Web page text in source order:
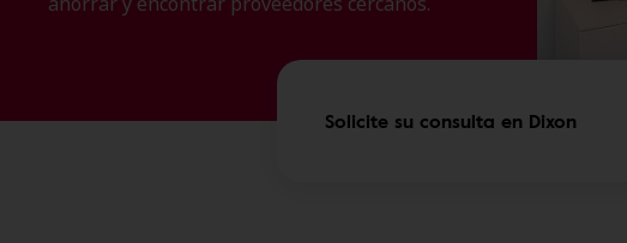
Solicite su consulta en Dixon